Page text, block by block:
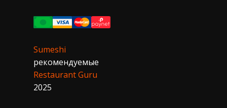
Sumeshi
рекомендуемые
Restaurant Guru
2025